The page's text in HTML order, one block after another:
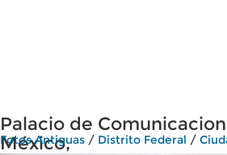
Palacio de
México,
Fotos Antiguas / Distrito Federal /